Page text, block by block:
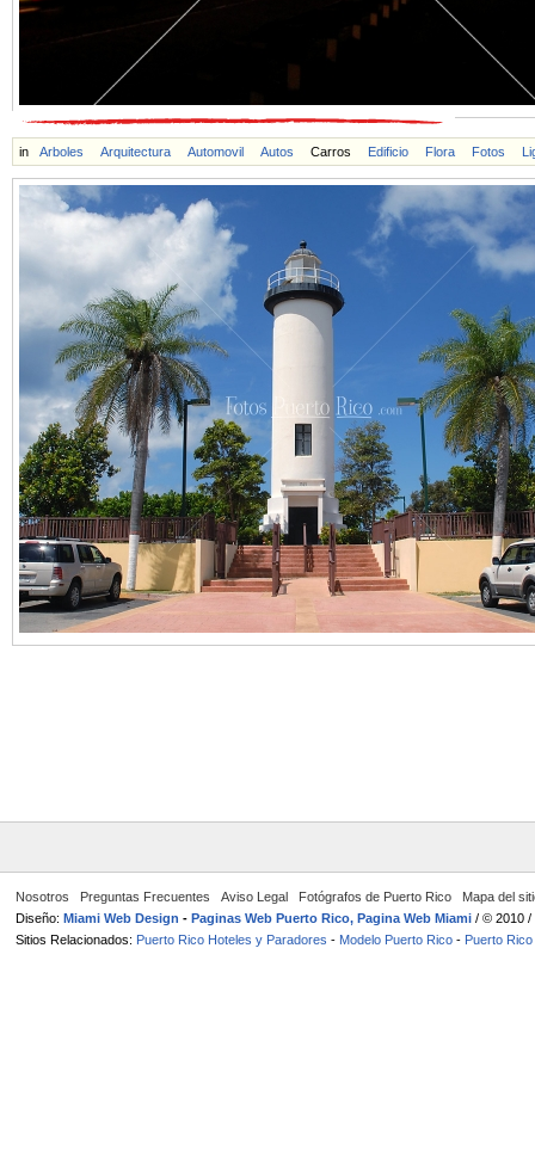
in Arboles Arquitectura Automovil Autos Carros Edificio Flora Fotos
Nosotros Preguntas Frecuentes Aviso Legal Fotógrafos de Puerto Rico
Mapa del
Diseño: Miami Web Design - Paginas Web Puerto Rico, Pagina Web Miami / © 2010 /
Sitios Relacionados: Puerto Rico Hoteles y Paradores - Modelo Puerto Rico - Puerto